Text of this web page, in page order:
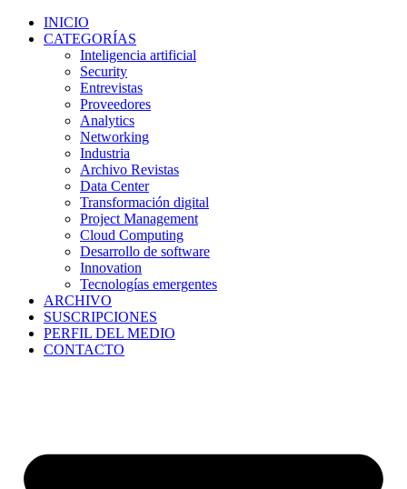
INICIO
CATEGORÍAS
Inteligencia artificial
Security
Entrevistas
Proveedores
Analytics
Networking
Industria
Archivo Revistas
Data Center
Transformación digital
Project Management
Cloud Computing
Desarrollo de software
Innovation
Tecnologías emergentes
ARCHIVO
SUSCRIPCIONES
PERFIL DEL MEDIO
CONTACTO